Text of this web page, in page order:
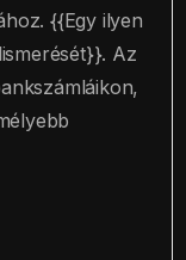
{{Egy ilyen
Az